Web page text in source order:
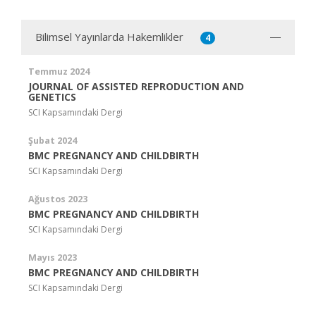
Bilimsel Yayınlarda Hakemlikler 4
Temmuz 2024
JOURNAL OF ASSISTED REPRODUCTION AND
GENETICS
SCI Kapsamındaki Dergi
Şubat 2024
BMC PREGNANCY AND CHILDBIRTH
SCI Kapsamındaki Dergi
Ağustos 2023
BMC PREGNANCY AND CHILDBIRTH
SCI Kapsamındaki Dergi
Mayıs 2023
BMC PREGNANCY AND CHILDBIRTH
SCI Kapsamındaki Dergi